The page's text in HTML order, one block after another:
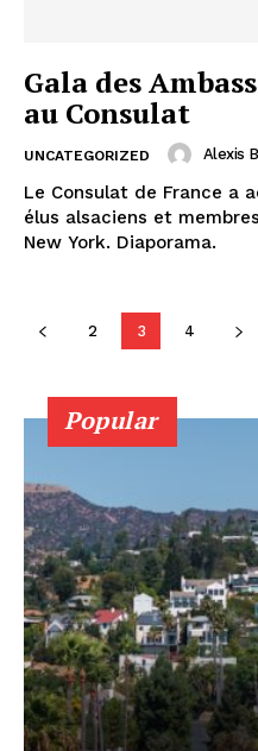
Gala des
au Consulat
UNCATEGORIZED Alexis
Le Consulat de France a
élus alsaciens et
New York. Diaporama.
2 3 4
Popular